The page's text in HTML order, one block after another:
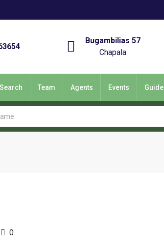
Bugambilias 57
Chapala
Team Agents Events Guide
0